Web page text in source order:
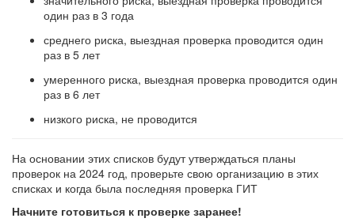
один раз в 3 года
среднего риска, выездная проверка проводится один
раз в 5 лет
умеренного риска, выездная проверка проводится один
раз в 6 лет
низкого риска, не проводится
На основании этих списков будут утверждаться планы
проверок на 2024 год, проверьте свою организацию в этих
списках и когда была последняя проверка ГИТ
Начните готовиться к проверке заранее!